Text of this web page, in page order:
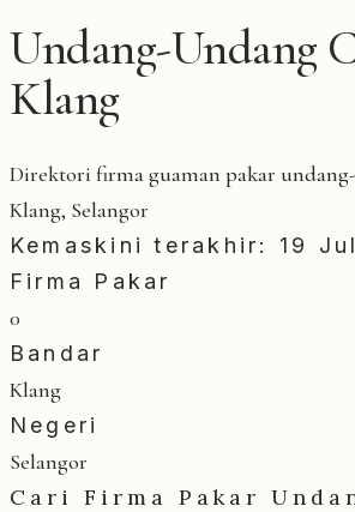
Undang-Undang
Klang
Direktori firma guaman pakar
Klang, Selangor
Kemaskini terakhir: 19
Firma Pakar
0
Bandar
Klang
Negeri
Selangor
Cari Firma Pakar